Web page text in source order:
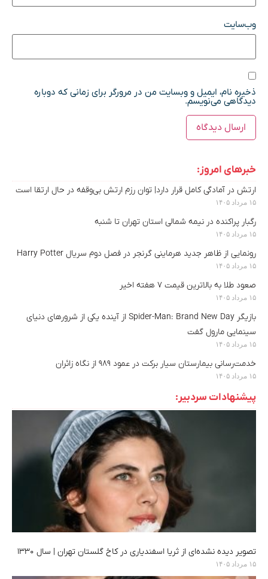
وب‌سایت
ذخیره نام، ایمیل و وبسایت من در مرورگر برای زمانی که دوباره
دیدگاهی می‌نویسم.
خبرهای امروز:
ارتش در آمادگی کامل قرار دارد| توان رزم ارتش بی‌وقفه در حال ارتقا است
۱۵ مرداد ۱۴۰۵
رگبار پراکنده در نیمه شمالی استان تهران تا شنبه
۱۵ مرداد ۱۴۰۵
رونمایی از ظاهر جدید هرماینی گرنجر در فصل دوم سریال Harry Potter
۱۵ مرداد ۱۴۰۵
صعود طلا به بالاترین قیمت ۷ هفته اخیر
۱۵ مرداد ۱۴۰۵
بازیگر Spider-Man: Brand New Day از آینده یکی از شرورهای دنیای
سینمایی مارول گفت
۱۵ مرداد ۱۴۰۵
خدمت‌رسانی بیمارستان سیار برکت در عمود ۹۸۹ از نگاه زائران
۱۵ مرداد ۱۴۰۵
پیشنهادات سردبیر:
تصویر دیده‌ نشده‌ای از ثریا اسفندیاری در کاخ گلستان تهران | سال ۱۳۳۰
۱۵ مرداد ۱۴۰۵